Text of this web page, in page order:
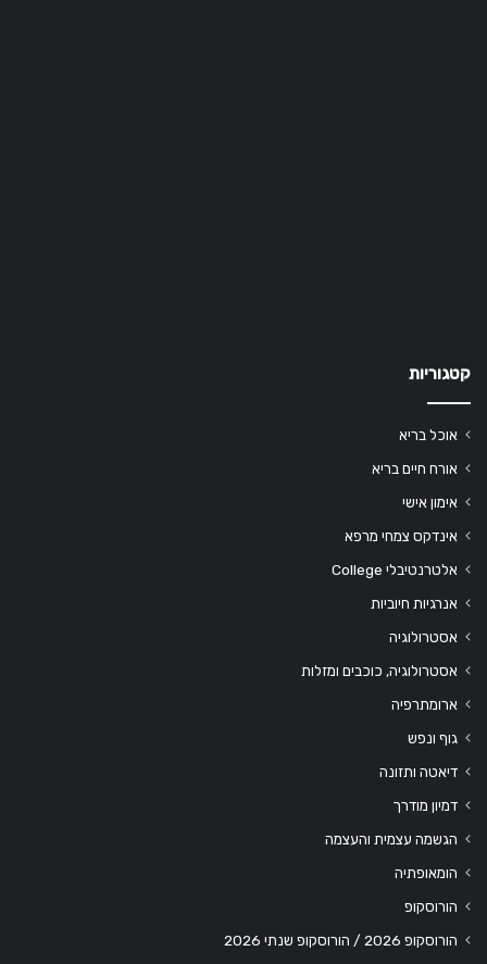
קטגוריות
אוכל בריא
אורח חיים בריא
אימון אישי
אינדקס צמחי מרפא
אלטרנטיבלי College
אנרגיות חיוביות
אסטרולוגיה
אסטרולוגיה, כוכבים ומזלות
ארומתרפיה
גוף ונפש
דיאטה ותזונה
דמיון מודרך
הגשמה עצמית והעצמה
הומאופתיה
הורוסקופ
הורוסקופ 2026 / הורוסקופ שנתי 2026